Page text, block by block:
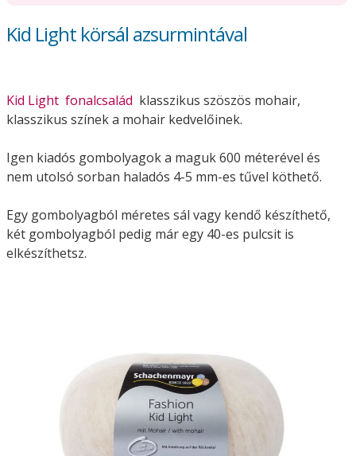
Kid Light körsál azsurmintával
Kid Light fonalcsalád klasszikus szöszös mohair,
klasszikus színek a mohair kedvelőinek.
Igen kiadós gombolyagok a maguk 600 méterével és
nem utolsó sorban haladós 4-5 mm-es tűvel köthető.
Egy gombolyagból méretes sál vagy kendő készíthető,
két gombolyagból pedig már egy 40-es pulcsit is
elkészíthetsz.